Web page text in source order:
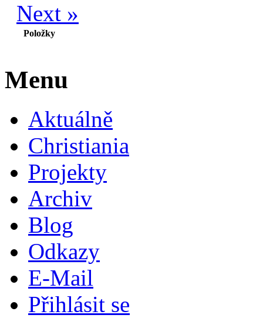
Next »
Položky
Menu
Aktuálně
Christiania
Projekty
Archiv
Blog
Odkazy
E-Mail
Přihlásit se